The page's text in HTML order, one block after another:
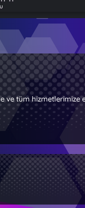
ve tüm hizmetlerimize